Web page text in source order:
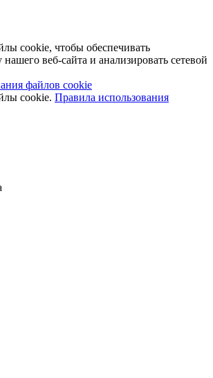
cookie, чтобы обеспечивать
веб-сайта и анализировать сетевой
файлов cookie
cookie. Правила использования